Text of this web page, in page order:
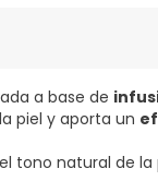
a base de
piel y aporta un
el tono natural de la